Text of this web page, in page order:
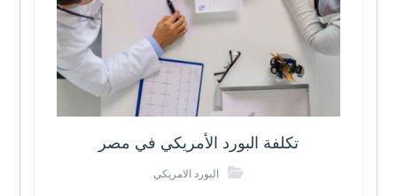
تكلفة البورد الأمريكي في مصر
البورد الامريكي